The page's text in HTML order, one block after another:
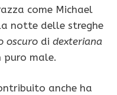
come Michael
notte delle streghe
oscuro di dexteriana
puro male.
anche ha